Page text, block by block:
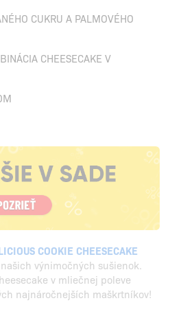
CUKRU A PALMOVÉHO
CHEESECAKE V
COOKIE CHEESECAKE
výnimočných sušienok.
v mliečnej poleve
najnáročnejších maškrtníkov!